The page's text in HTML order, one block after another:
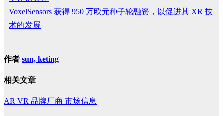
VoxelSensors 获得 950 万欧元种子轮融资，以促进其 XR 技
术的发展
作者 sun, keting
相关文章
AR VR 品牌厂商 市场信息